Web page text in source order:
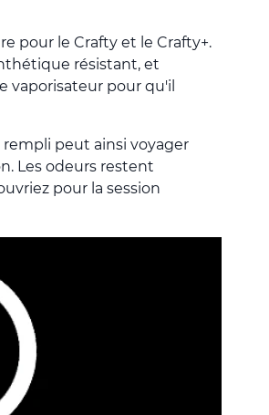
pour le Crafty et le Crafty+.
résistant, et
vaporisateur pour qu'il
peut ainsi voyager
Les odeurs restent
pour la session